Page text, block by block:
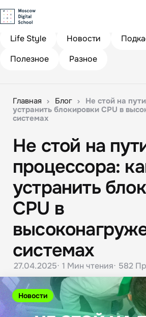
Life Style
Новости
Полезное
Разное
Главная Блог
Не стой на
устранить блокировки CPU в
системах
Новости
Не стой на
процессора:
устранить
CPU в
системах
27.04.2025 1 Мин чтения 582